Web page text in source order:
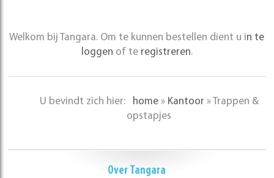
Welkom bij Tangara. Om te kunnen bestellen dient u in te
loggen of te registreren.
U bevindt zich hier: home » Kantoor »Trappen &
opstapjes
Over Tangara